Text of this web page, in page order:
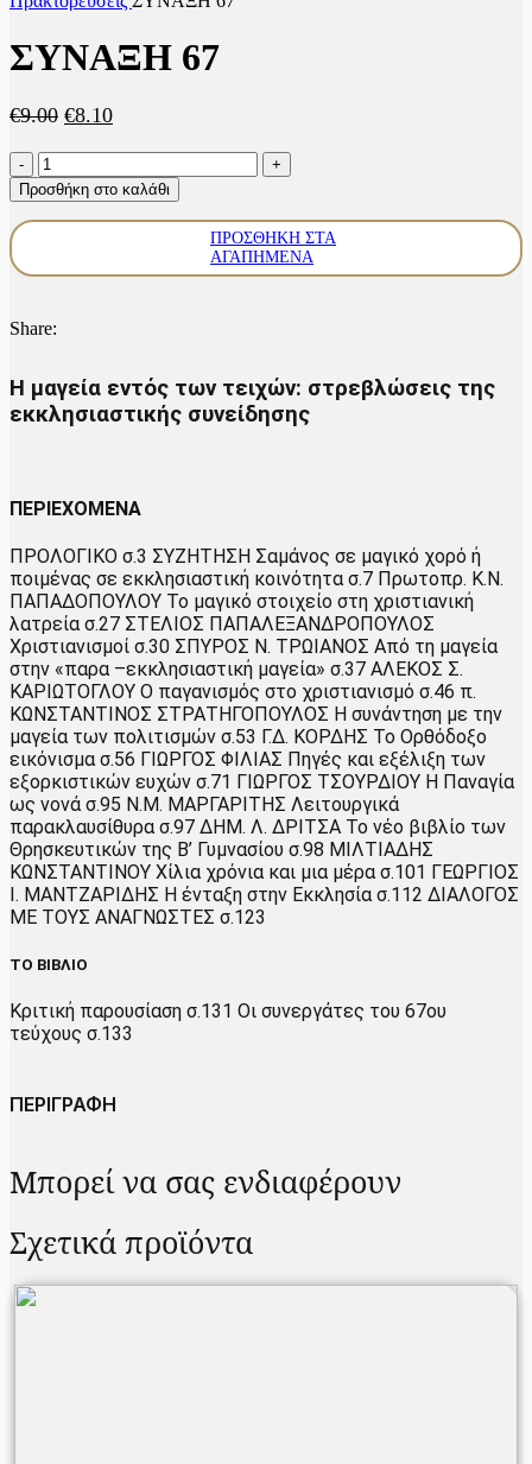
ΣΥΝΑΞΗ 67
€9.00 Original
€9.00.
€8.10Η
είναι:
€8.10.
ΣΥΝΑΞΗ
67
ποσότητα
Προσθήκη στο καλάθι
ΠΡΟΣΘΉΚΗ ΣΤΑ
ΑΓΑΠΗΜΈΝΑ
Share:
Η μαγεία εντός των τειχών: στρεβλώσεις της
εκκλησιαστικής συνείδησης
ΠΕΡΙΕΧΟΜΕΝΑ
ΠΡΟΛΟΓΙΚΟ σ.3 ΣΥΖΗΤΗΣΗ Σαμάνος σε μαγικό χορό ή
ποιμένας σε εκκλησιαστική κοινότητα σ.7 Πρωτοπρ. Κ.Ν.
ΠΑΠΑΔΟΠΟΥΛΟΥ Το μαγικό στοιχείο στη χριστιανική
λατρεία σ.27 ΣΤΕΛΙΟΣ ΠΑΠΑΛΕΞΑΝΔΡΟΠΟΥΛΟΣ
Χριστιανισμοί σ.30 ΣΠΥΡΟΣ Ν. ΤΡΩΙΑΝΟΣ Από τη μαγεία
στην «παρα –εκκλησιαστική μαγεία» σ.37 ΑΛΕΚΟΣ Σ.
ΚΑΡΙΩΤΟΓΛΟΥ Ο παγανισμός στο χριστιανισμό σ.46 π.
ΚΩΝΣΤΑΝΤΙΝΟΣ ΣΤΡΑΤΗΓΟΠΟΥΛΟΣ Η συνάντηση με την
μαγεία των πολιτισμών σ.53 Γ.Δ. ΚΟΡΔΗΣ Το Ορθόδοξο
εικόνισμα σ.56 ΓΙΩΡΓΟΣ ΦΙΛΙΑΣ Πηγές και εξέλιξη των
εξορκιστικών ευχών σ.71 ΓΙΩΡΓΟΣ ΤΣΟΥΡΔΙΟΥ Η Παναγία
ως νονά σ.95 Ν.Μ. ΜΑΡΓΑΡΙΤΗΣ Λειτουργικά
παρακλαυσίθυρα σ.97 ΔΗΜ. Λ. ΔΡΙΤΣΑ Το νέο βιβλίο των
Θρησκευτικών της Β’ Γυμνασίου σ.98 ΜΙΛΤΙΑΔΗΣ
ΚΩΝΣΤΑΝΤΙΝΟΥ Χίλια χρόνια και μια μέρα σ.101 ΓΕΩΡΓΙΟΣ
Ι. ΜΑΝΤΖΑΡΙΔΗΣ Η ένταξη στην Εκκλησία σ.112 ΔΙΑΛΟΓΟΣ
ΜΕ ΤΟΥΣ ΑΝΑΓΝΩΣΤΕΣ σ.123
ΤΟ ΒΙΒΛΙΟ
Κριτική παρουσίαση σ.131 Οι συνεργάτες του 67ου
τεύχους σ.133
ΠΕΡΙΓΡΑΦΗ
Μπορεί να σας ενδιαφέρουν
Σχετικά προϊόντα